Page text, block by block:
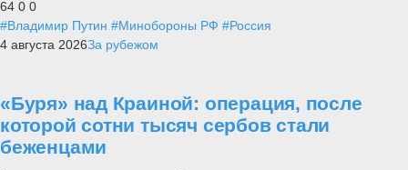
64 0 0
#Владимир Путин #Минобороны РФ #Россия
4 августа 2026За рубежом
«Буря» над Краиной: операция, после
которой сотни тысяч сербов стали
беженцами